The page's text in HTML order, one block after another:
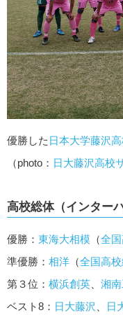
優勝した 日本大学藤沢
（photo： 日大藤沢高校
高校総体（インターハ
優勝： 東海大相模 （全
準優勝： 相洋 （全国高
第３位： 横浜創英
湘
ベスト8： 日大藤沢 日